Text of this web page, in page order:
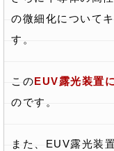
の微細化について
す。
このEUV露光装置
のです。
また、EUV露光装